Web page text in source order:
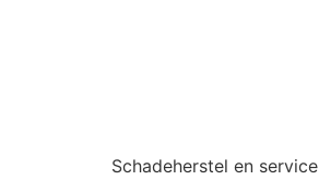
Schadeherstel en service